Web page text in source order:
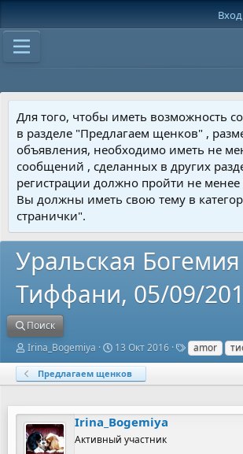
Вход
Для того, чтобы иметь возможность
в разделе "Предлагаем щенков" ,
объявления, необходимо иметь не
сообщений , сделанных в других
регистрации должно пройти не
Вы должны иметь свою тему в
странички".
Уральская Богемия
Тиффани, 05/09/
Поиск
А
т
о
т
е
м
ы
Irina_Bogemiya
Д
т
а
а
ч
а
л
13 Окт 2016
Т
е
и
amor
Предлагаем щенков
Irina_Bogemiya
Активный участник